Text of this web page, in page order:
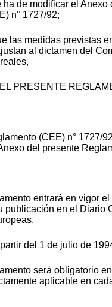
ha de modificar el Anexo
n° 1727/92;
las medidas previstas
al dictamen del
PRESENTE
(CEE) n° 1727/
del presente
entrará en vigor el
publicación en el Diario
del 1 de julio de
será obligatorio
aplicable en